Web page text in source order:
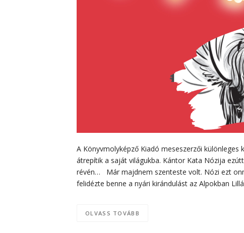
A Könyvmolyképző Kiadó meseszerzői
átrepítik a saját világukba. Kántor Kata Nózija
révén… Már majdnem szenteste volt. Nózi ezt
felidézte benne a nyári kirándulást az Alpokban
OLVASS TOVÁBB